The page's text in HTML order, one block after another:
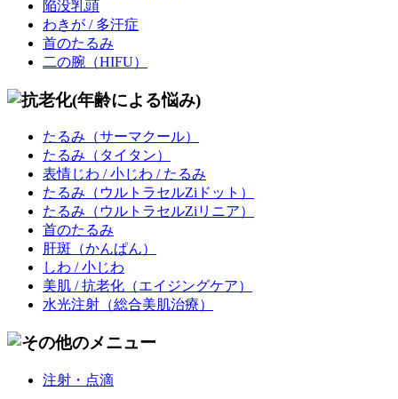
陥没乳頭
わきが / 多汗症
首のたるみ
二の腕（HIFU）
たるみ （サーマクール）
たるみ （タイタン）
表情じわ / 小じわ / たるみ
たるみ （ウルトラセルZiドット）
たるみ （ウルトラセルZiリニア）
首のたるみ
肝斑 （かんぱん）
しわ / 小じわ
美肌 / 抗老化 （エイジングケア）
水光注射 （総合美肌治療）
注射・点滴